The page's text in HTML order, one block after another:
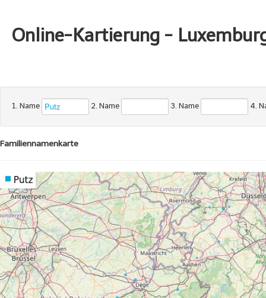
Online-Kartierung -
1. Name 2. Name 3. Name 4.
Familiennamenkarte